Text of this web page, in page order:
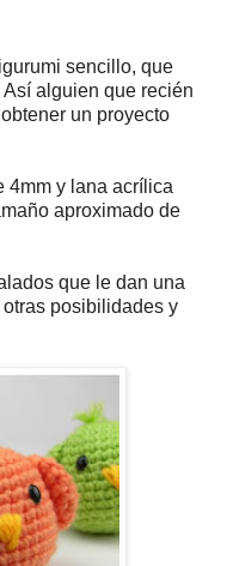
sencillo, que
alguien que recién
un proyecto
4mm y lana acrílica
aproximado de
que le dan una
posibilidades y